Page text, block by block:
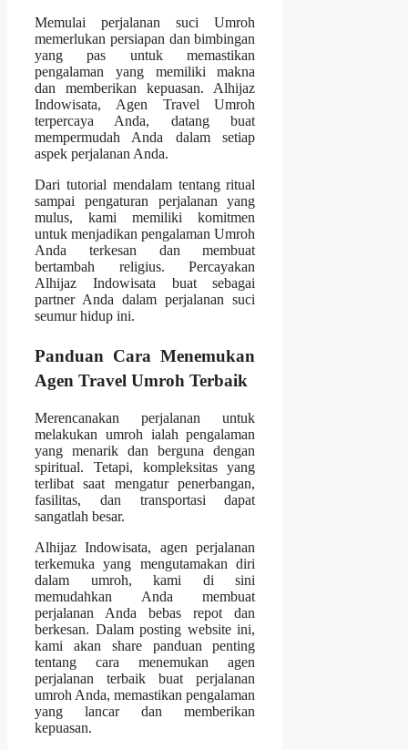
Memulai perjalanan suci Umroh
memerlukan persiapan dan bimbingan
yang pas untuk memastikan
pengalaman yang memiliki makna
dan memberikan kepuasan. Alhijaz
Indowisata, Agen Travel Umroh
terpercaya Anda, datang buat
mempermudah Anda dalam setiap
aspek perjalanan Anda.
Dari tutorial mendalam tentang ritual
sampai pengaturan perjalanan yang
mulus, kami memiliki komitmen
untuk menjadikan pengalaman Umroh
Anda terkesan dan membuat
bertambah religius. Percayakan
Alhijaz Indowisata buat sebagai
partner Anda dalam perjalanan suci
seumur hidup ini.
Panduan Cara Menemukan
Agen Travel Umroh Terbaik
Merencanakan perjalanan untuk
melakukan umroh ialah pengalaman
yang menarik dan berguna dengan
spiritual. Tetapi, kompleksitas yang
terlibat saat mengatur penerbangan,
fasilitas, dan transportasi dapat
sangatlah besar.
Alhijaz Indowisata, agen perjalanan
terkemuka yang mengutamakan diri
dalam umroh, kami di sini
memudahkan Anda membuat
perjalanan Anda bebas repot dan
berkesan. Dalam posting website ini,
kami akan share panduan penting
tentang cara menemukan agen
perjalanan terbaik buat perjalanan
umroh Anda, memastikan pengalaman
yang lancar dan memberikan
kepuasan.